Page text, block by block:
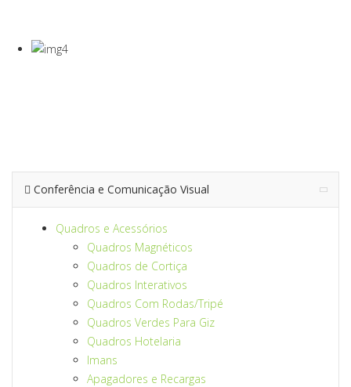
Conferência e Comunicação Visual
Quadros e Acessórios
Quadros Magnéticos
Quadros de Cortiça
Quadros Interativos
Quadros Com Rodas/Tripé
Quadros Verdes Para Giz
Quadros Hotelaria
Imans
Apagadores e Recargas